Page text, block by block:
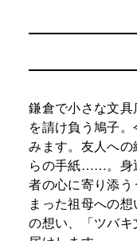
鎌倉で小さな文
を請け負う鳩子
みます。友人へ
らの手紙……。身
者の心に寄り添
まった祖母への
の想い、「ツバ